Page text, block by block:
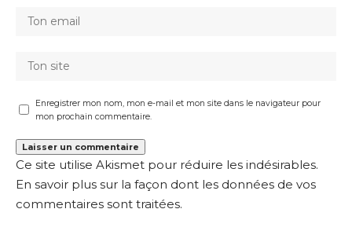
Enregistrer mon nom, mon e-mail et mon site dans le navigateur pour
mon prochain commentaire.
Ce site utilise Akismet pour réduire les indésirables.
En savoir plus sur la façon dont les données de vos
commentaires sont traitées.